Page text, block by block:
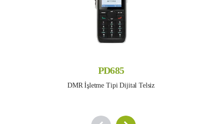
PD685
DMR İşletme Tipi Dijital Telsiz